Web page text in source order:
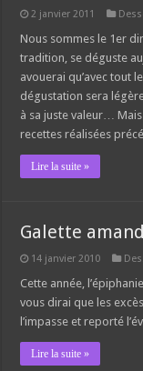
2 janvier 2011
Nous sommes le 1er
tradition, se déguste
avouerai qu’avec tout
dégustation sera
à sa juste valeur…
recettes réalisées
Lire la suite »
Galette
14 janvier 2010
Cette année,
vous dirai que les
l’impasse et reporté
Lire la suite »